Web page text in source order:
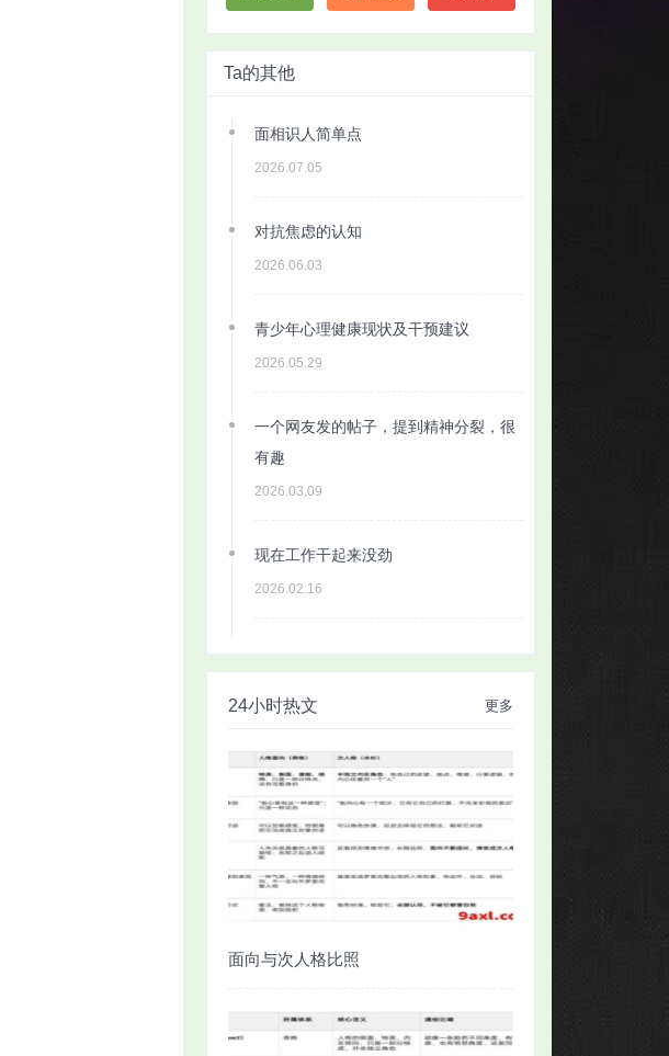
Ta的其他
面相识人简单点
2026.07.05
对抗焦虑的认知
2026.06.03
青少年心理健康现状及干预建议
2026.05.29
一个网友发的帖子，提到精神分裂，很
有趣
2026.03.09
现在工作干起来没劲
2026.02.16
更多
24小时热文
面向与次人格比照